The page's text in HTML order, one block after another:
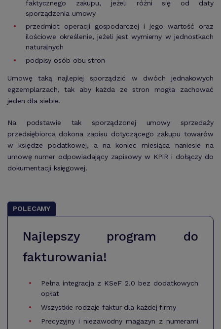
faktycznego zakupu, jeżeli różni się od daty
sporządzenia umowy
przedmiot operacji gospodarczej i jego wartość oraz
ilościowe określenie, jeżeli jest wymierny w jednostkach
naturalnych
podpisy osób obu stron
Umowę taką najlepiej sporządzić w dwóch jednakowych
egzemplarzach, tak aby każda ze stron mogła zachować
jeden dla siebie.
Na podstawie tak sporządzonej umowy sprzedaży
przedsiębiorca dokona zapisu dotyczącego zakupu towarów
w księdze podatkowej, a na koniec miesiąca naniesie na
umowę numer odpowiadający zapisowy w KPiR i dołączy do
dokumentacji księgowej.
POLECAMY
Najlepszy program do
fakturowania!
Pełna integracja z KSeF 2.0 bez dodatkowych
opłat
Wszystkie rodzaje faktur dla każdej firmy
Precyzyjny i niezawodny magazyn z numerami